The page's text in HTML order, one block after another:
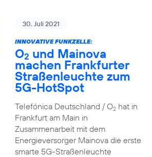
30. Juli 2021
INNOVATIVE FUNKZELLE:
O2 und Mainova
machen Frankfurter
Straßenleuchte zum
5G-HotSpot
Telefónica Deutschland / O2hat in
Frankfurt am Main in
Zusammenarbeit mit dem
Energieversorger Mainova die erste
smarte 5G-Straßenleuchte